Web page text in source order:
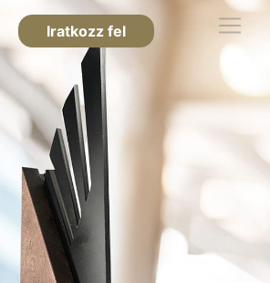
Iratkozz fel